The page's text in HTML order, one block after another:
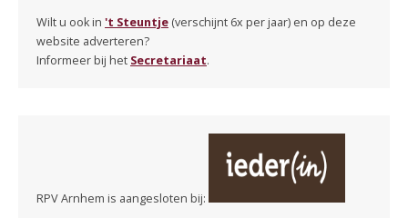
Wilt u ook in 't Steuntje (verschijnt 6x per jaar) en op deze
website adverteren?
Informeer bij het Secretariaat.
RPV Arnhem is aangesloten bij: